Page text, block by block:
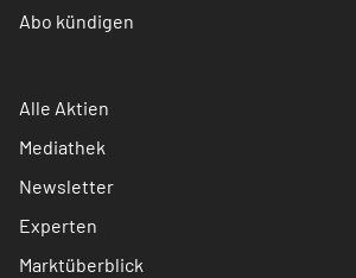
Abo kündigen
Alle Aktien
Mediathek
Newsletter
Experten
Marktüberblick